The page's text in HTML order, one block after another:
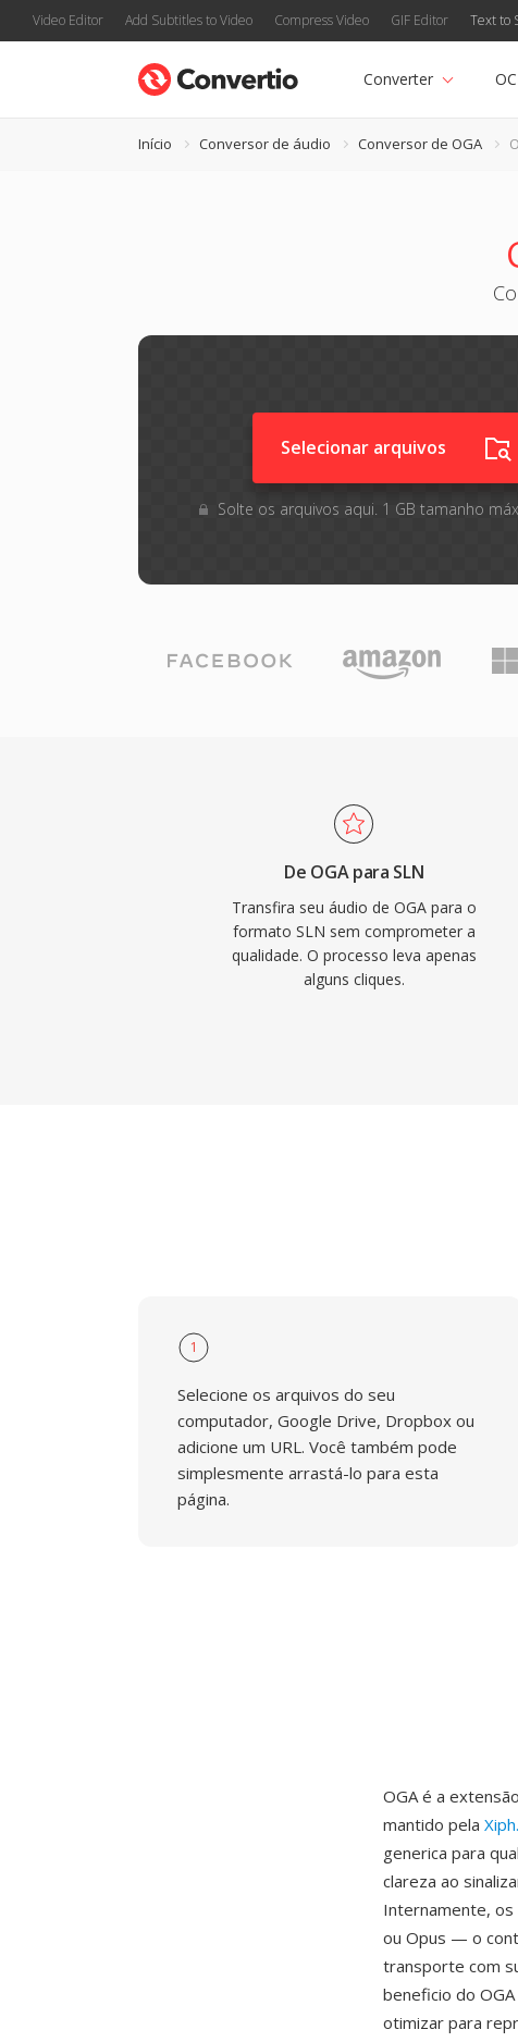
Video Editor Add Subtitles to Video Compress Video GIF Editor Text to
Converter
Início Conversor de áudio Conversor de OGA
Selecionar arquivos
Solte os arquivos aqui. 1 GB tamanho
De OGA para SLN
Transfira seu áudio de OGA para o
formato SLN sem comprometer a
qualidade. O processo leva apenas
alguns cliques.
1
Selecione os arquivos do seu
computador, Google Drive, Dropbox ou
adicione um URL. Você também pode
simplesmente arrastá-lo para esta
página.
OGA é a
mantido pela
generica para
clareza ao
Internamente, os
ou Opus — o
transporte com
beneficio do
otimizar para